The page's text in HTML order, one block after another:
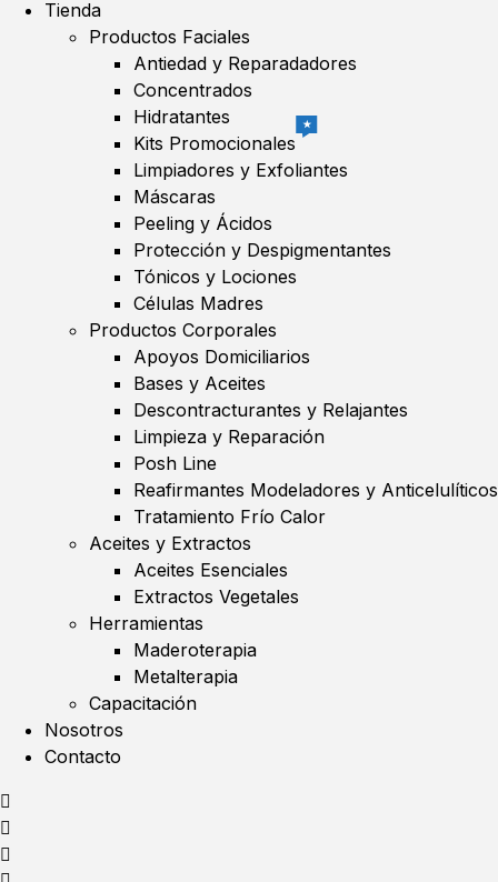
Tienda
Productos Faciales
Antiedad y Reparadadores
Concentrados
Hidratantes
Kits Promocionales
★
Limpiadores y Exfoliantes
Máscaras
Peeling y Ácidos
Protección y Despigmentantes
Tónicos y Lociones
Células Madres
Productos Corporales
Apoyos Domiciliarios
Bases y Aceites
Descontracturantes y Relajantes
Limpieza y Reparación
Posh Line
Reafirmantes Modeladores y Anticelulíticos
Tratamiento Frío Calor
Aceites y Extractos
Aceites Esenciales
Extractos Vegetales
Herramientas
Maderoterapia
Metalterapia
Capacitación
Nosotros
Contacto